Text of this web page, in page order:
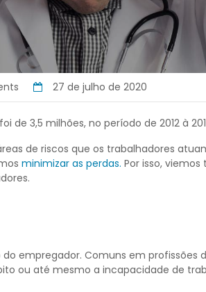
27 de julho de 2020
de 3,5 milhões, no período de 2012 à
de riscos que os trabalhadores
minimizar as perdas. Por isso,
empregador. Comuns em profissões
ou até mesmo a incapacidade de